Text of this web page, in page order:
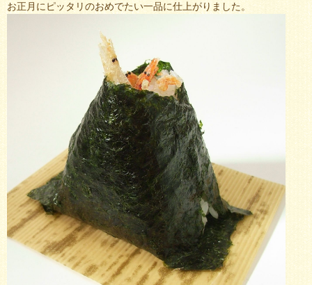
お正月にピッタリのおめでたい一品に仕上がりました。